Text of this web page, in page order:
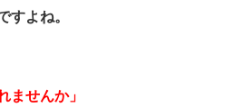
すよね。
ませんか」